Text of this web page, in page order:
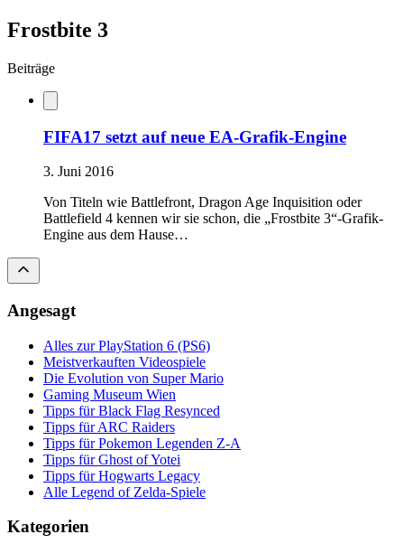
Frostbite 3
Beiträge
FIFA17 setzt auf neue EA-Grafik-Engine
3. Juni 2016
Von Titeln wie Battlefront, Dragon Age Inquisition oder
Battlefield 4 kennen wir sie schon, die „Frostbite 3“-Grafik-
Engine aus dem Hause…
Angesagt
Alles zur PlayStation 6 (PS6)
Meistverkauften Videospiele
Die Evolution von Super Mario
Gaming Museum Wien
Tipps für Black Flag Resynced
Tipps für ARC Raiders
Tipps für Pokemon Legenden Z-A
Tipps für Ghost of Yotei
Tipps für Hogwarts Legacy
Alle Legend of Zelda-Spiele
Kategorien